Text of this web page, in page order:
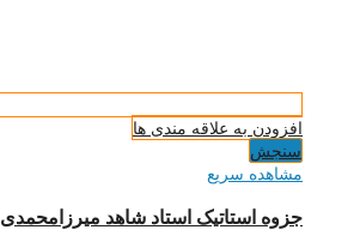
افزودن به علاقه مندی ها
سنجش
مشاهده سریع
جزوه استاتیک استاد شاهد میرزامحمدی